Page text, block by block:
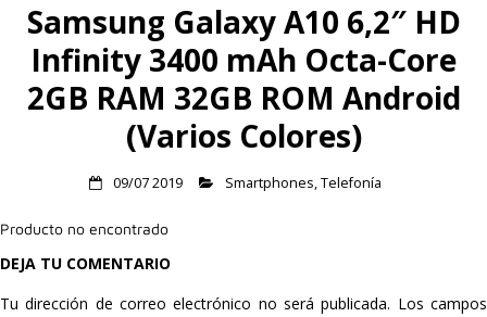
Inicio
Alimentación
Deportes
Hogar
Samsung Galaxy A10 6,2″ HD
Infinity 3400 mAh Octa-Core
2GB RAM 32GB ROM Android
(Varios Colores)
09/07 2019 Smartphones,Telefonía
Producto no encontrado
DEJA TU COMENTARIO
Tu dirección de correo electrónico no será publicada. Los campos